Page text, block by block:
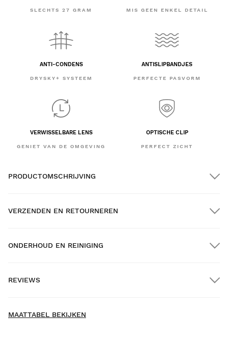
SLECHTS 27 GRAM MIS GEEN ENKEL DETAIL
ANTI-CONDENS
DRYSKY+ SYSTEEM
ANTISLIPBANDJES
PERFECTE PASVORM
VERWISSELBARE LENS
GENIET VAN DE OMGEVING
OPTISCHE CLIP
PERFECT ZICHT
PRODUCTOMSCHRIJVING
VERZENDEN EN RETOURNEREN
Thuisbezorging
ONDERHOUD EN REINIGING
REVIEWS
MAATTABEL BEKIJKEN